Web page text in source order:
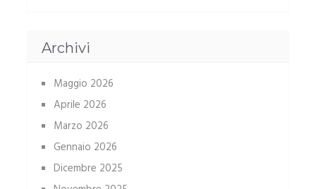
Archivi
Maggio 2026
Aprile 2026
Marzo 2026
Gennaio 2026
Dicembre 2025